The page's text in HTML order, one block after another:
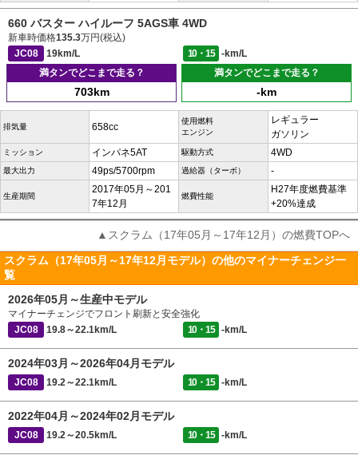
660 バスター ハイルーフ 5AGS車 4WD
新車時価格135.3万円(税込)
JC08
19km/L 10・15
-km/L
満タンでどこまで走る？
703km
満タンでどこまで走る？
-km
排気量 658cc
使用燃料
エンジン
レギュラー
ガソリン
ミッション インパネ5AT 駆動方式 4WD
最大出力 49ps/5700rpm 過給器（ターボ） -
生産期間
2017年05月～201
7年12月
燃費性能
H27年度燃費基準
+20%達成
▲スクラム（17年05月～17年12月）の燃費TOPへ
スクラム（17年05月～17年12月モデル）の他のマイナーチェンジ一
覧
2026年05月～生産中モデル
マイナーチェンジでフロント刷新と安全強化
JC08
19.8～22.1km/L 10・15 -km/L
2024年03月～2026年04月モデル
JC08 19.2～22.1km/L 10・15 -km/L
2022年04月～2024年02月モデル
JC08 19.2～20.5km/L 10・15 -km/L